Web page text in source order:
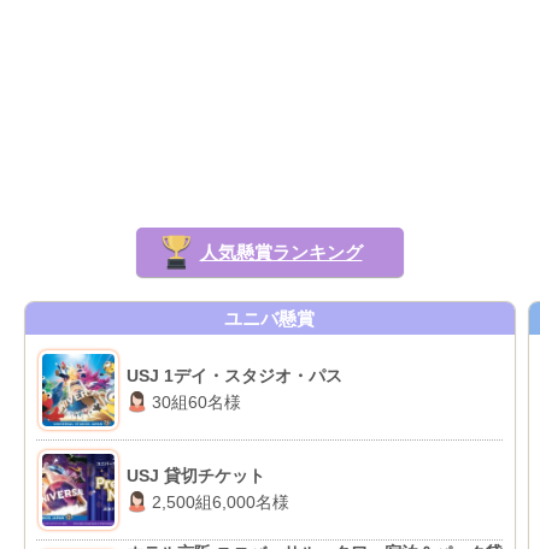
人気懸賞ランキング
ユニバ懸賞
USJ 1デイ・スタジオ・パス
30組60名様
USJ 貸切チケット
2,500組6,000名様